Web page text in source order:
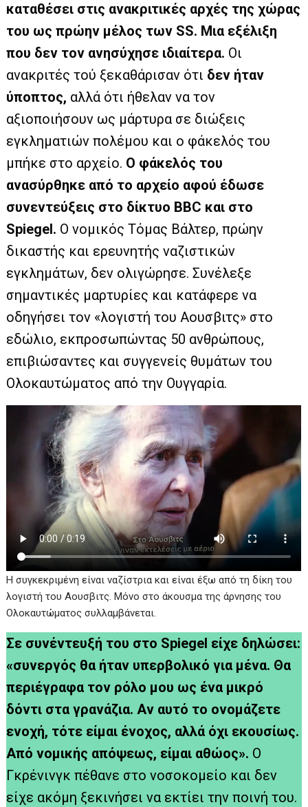
καταθέσει στις ανακριτικές αρχές της χώρας
του ως πρώην μέλος των SS. Μια εξέλιξη
που δεν τον ανησύχησε ιδιαίτερα. Οι
ανακριτές τού ξεκαθάρισαν ότι δεν ήταν
ύποπτος, αλλά ότι ήθελαν να τον
αξιοποιήσουν ως μάρτυρα σε διώξεις
εγκληματιών πολέμου και ο φάκελός του
μπήκε στο αρχείο. Ο φάκελός του
ανασύρθηκε από το αρχείο αφού έδωσε
συνεντεύξεις στο δίκτυο BBC και στο
Spiegel. Ο νομικός Τόμας Βάλτερ, πρώην
δικαστής και ερευνητής ναζιστικών
εγκλημάτων, δεν ολιγώρησε. Συνέλεξε
σημαντικές μαρτυρίες και κατάφερε να
οδηγήσει τον «λογιστή του Αουσβιτς» στο
εδώλιο, εκπροσωπώντας 50 ανθρώπους,
επιβιώσαντες και συγγενείς θυμάτων του
Ολοκαυτώματος από την Ουγγαρία.
Η συγκεκριμένη είναι ναζίστρια και είναι έξω από τη δίκη του
λογιστή του Αουσβιτς. Μόνο στο άκουσμα της άρνησης του
Ολοκαυτώματος συλλαμβάνεται.
Σε συνέντευξή του στο Spiegel είχε δηλώσει:
«συνεργός θα ήταν υπερβολικό για μένα. Θα
περιέγραφα τον ρόλο μου ως ένα μικρό
δόντι στα γρανάζια. Αν αυτό το ονομάζετε
ενοχή, τότε είμαι ένοχος, αλλά όχι εκουσίως.
Από νομικής απόψεως, είμαι αθώος». Ο
Γκρένινγκ πέθανε στο νοσοκομείο και δεν
είχε ακόμη ξεκινήσει να εκτίει την ποινή του.